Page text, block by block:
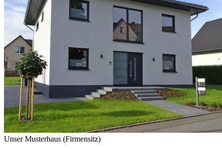
Unser Musterhaus (Firmensitz)